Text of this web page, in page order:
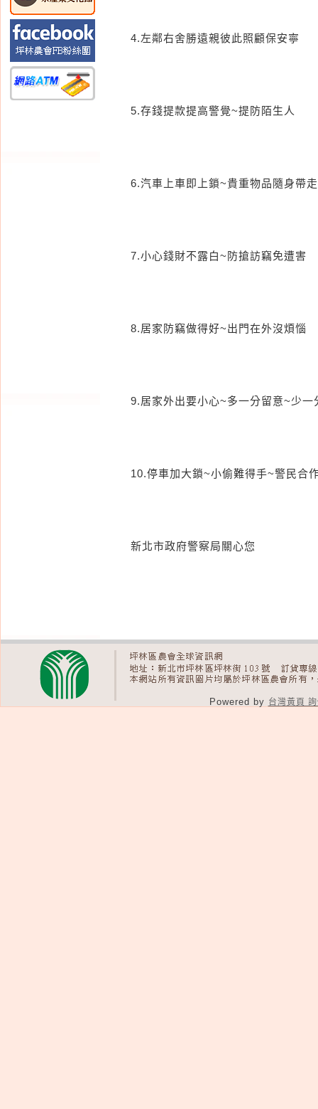
4.左鄰右舍勝遠親彼此照顧保安寧
5.存錢提款提高警覺~提防陌生人
6.汽車上車即上鎖~貴重物品隨身帶走
7.小心錢財不露白~防搶訪竊免遭害
8.居家防竊做得好~出門在外沒煩惱
9.居家外出要小心~多一分留意~少一
10.停車加大鎖~小偷難得手~警民合
新北市政府警察局關心您
Powered by 台灣黃頁